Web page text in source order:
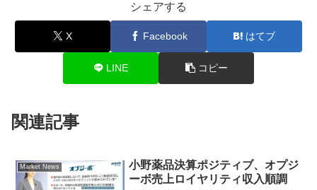
シェアする
X Facebook はてブ
LINE コピー
関連記事
Market News
小野薬品決算ポジティブ、オプジ
ーボ売上ロイヤリティ収入順調